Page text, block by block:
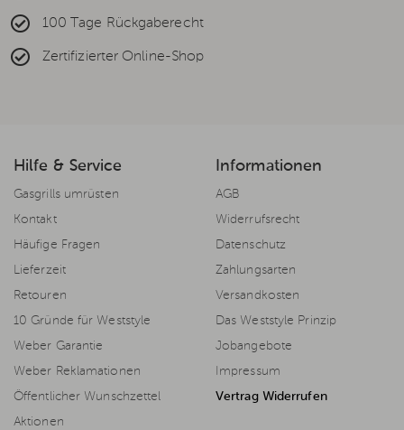
100 Tage Rückgaberecht
Zertifizierter Online-Shop
Hilfe & Service
Gasgrills umrüsten
Kontakt
Häufige Fragen
Lieferzeit
Retouren
10 Gründe für Weststyle
Weber Garantie
Weber Reklamationen
Öffentlicher Wunschzettel
Aktionen
Informationen
AGB
Widerrufsrecht
Datenschutz
Zahlungsarten
Versandkosten
Das Weststyle Prinzip
Jobangebote
Impressum
Vertrag Widerrufen